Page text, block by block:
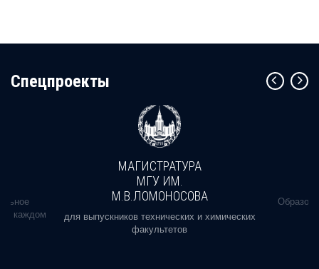
Cпецпроекты
в каждом
МАГИСТРАТУРА
МГУ ИМ.
М.В.ЛОМОНОСОВА
для выпускников технических и химических
факультетов